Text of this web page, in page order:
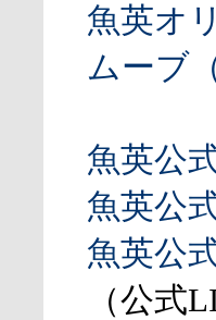
魚英オ
ムーブ
魚英公
魚英公
魚英公
（公式